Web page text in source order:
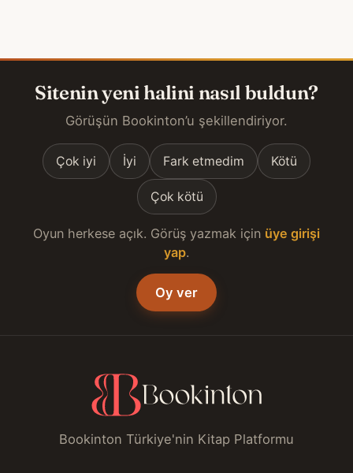
Sitenin yeni halini nasıl buldun?
Görüşün Bookinton’u şekillendiriyor.
Çok iyi İyi Fark etmedim Kötü
Çok kötü
Oyun herkese açık. Görüş yazmak için üye girişi
yap.
Oy ver
Bookinton Türkiye'nin Kitap Platformu